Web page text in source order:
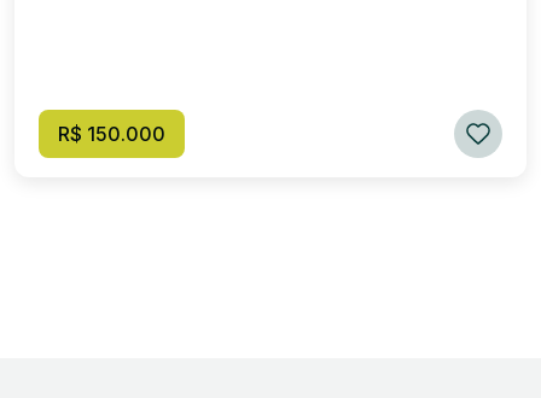
R$ 150.000